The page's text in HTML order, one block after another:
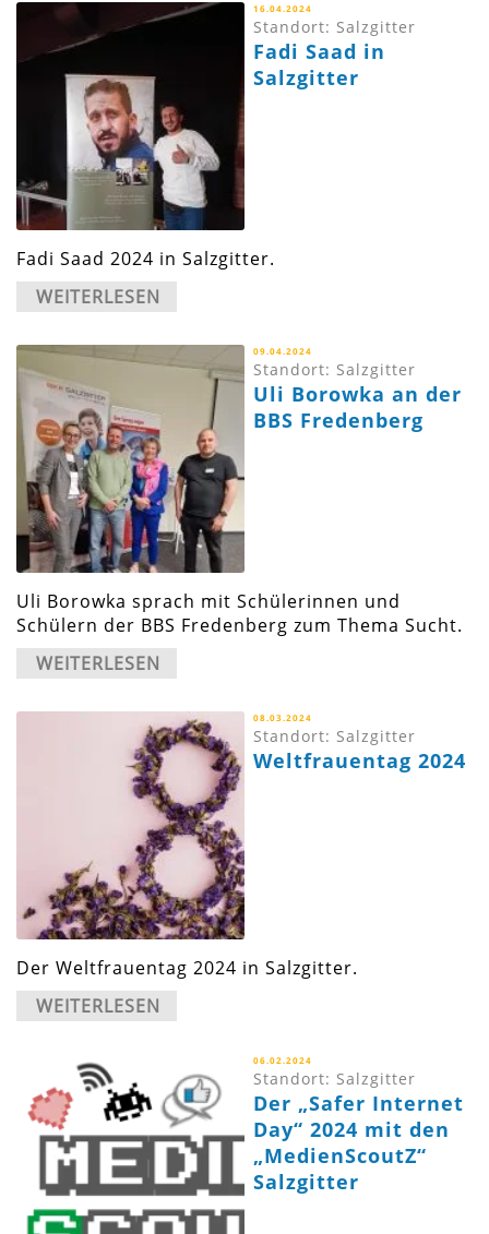
16.04.2024
Standort: Salzgitter
Fadi Saad in
Salzgitter
Fadi Saad 2024 in Salzgitter.
WEITERLESEN
09.04.2024
Standort: Salzgitter
Uli Borowka an der
BBS Fredenberg
Uli Borowka sprach mit Schülerinnen und
Schülern der BBS Fredenberg zum Thema Sucht.
WEITERLESEN
08.03.2024
Standort: Salzgitter
Weltfrauentag 2024
Der Weltfrauentag 2024 in Salzgitter.
WEITERLESEN
06.02.2024
Standort: Salzgitter
Der „Safer Internet
Day“ 2024 mit den
„MedienScoutZ“
Salzgitter